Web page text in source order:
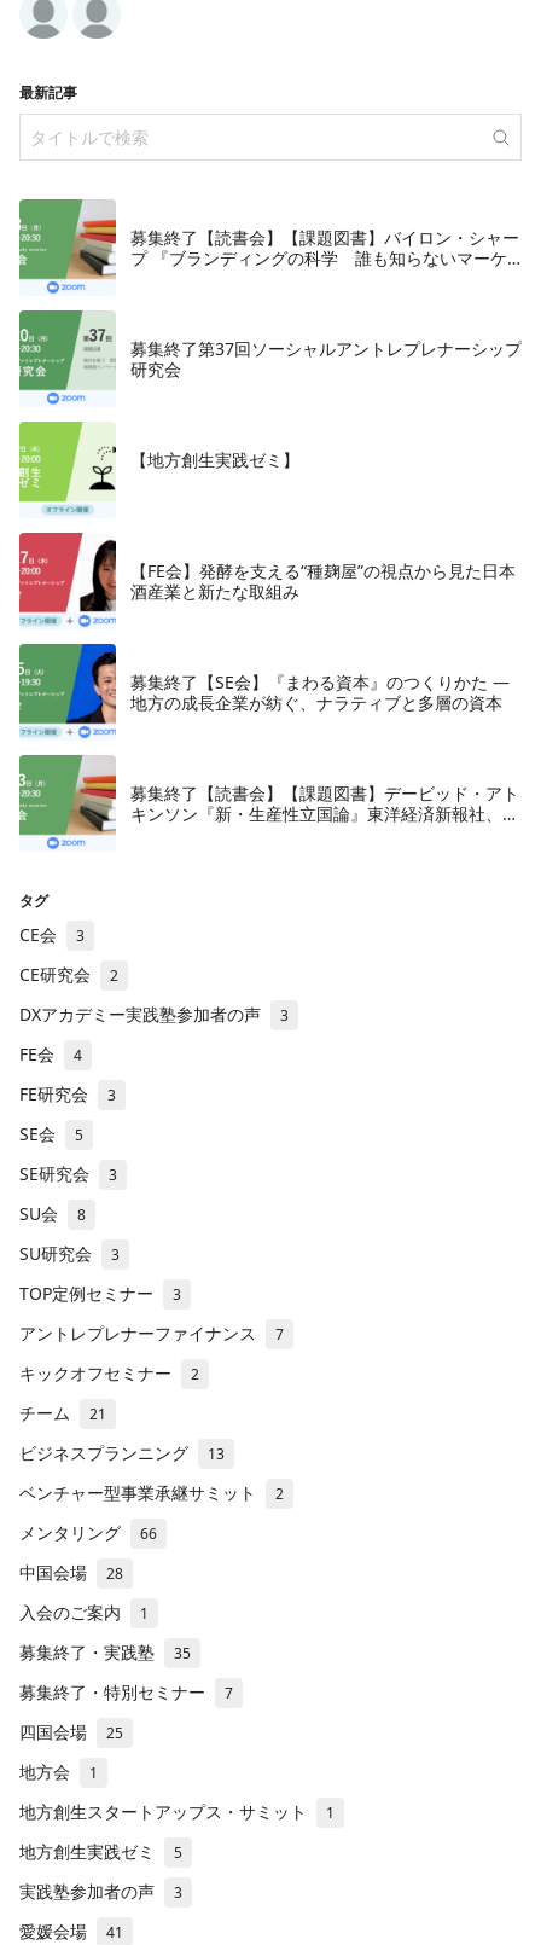
最新記事
募集終了【読書会】【課題図書】バイロン・シャー
プ 『ブランディングの科学 誰も知らないマーケ
募集終了第37回ソーシャルアントレプレナーシップ
研究会
【地方創生実践ゼミ】
【FE会】発酵を支える“種麹屋”の視点から見た日本
酒産業と新たな取組み
募集終了【SE会】『まわる資本』のつくりかた —
地方の成長企業が紡ぐ、ナラティブと多層の資本
募集終了【読書会】【課題図書】デービッド・アト
キンソン『新・生産性立国論』東洋経済新報社、
タグ
CE会 3
CE研究会 2
DXアカデミー実践塾参加者の声 3
FE会 4
FE研究会 3
SE会 5
SE研究会 3
SU会 8
SU研究会 3
TOP定例セミナー 3
アントレプレナーファイナンス 7
キックオフセミナー 2
チーム 21
ビジネスプランニング 13
ベンチャー型事業承継サミット 2
メンタリング 66
中国会場 28
入会のご案内 1
募集終了・実践塾 35
募集終了・特別セミナー 7
四国会場 25
地方会 1
地方創生スタートアップス・サミット 1
地方創生実践ゼミ 5
実践塾参加者の声 3
愛媛会場 41